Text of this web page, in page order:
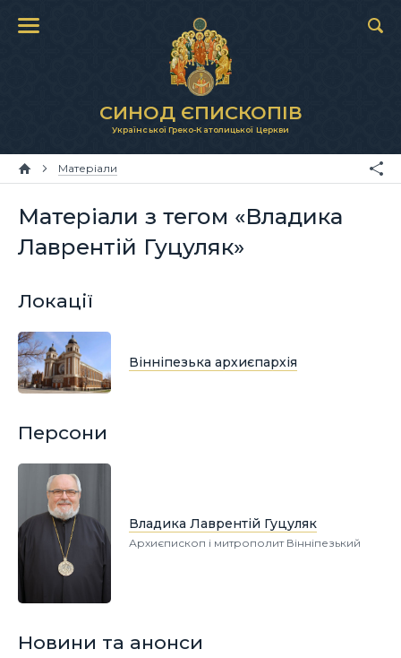
СИНОД ЄПИСКОПІВ
Української Греко-Католицької Церкви
Матеріали
Матеріали з тегом «Владика
Лаврентій Гуцуляк»
Локації
Вінніпезька архиєпархія
Персони
Владика Лаврентій Гуцуляк
Архиєпископ і митрополит Вінніпезький
Новини та анонси